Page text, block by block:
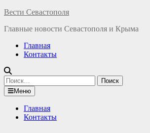
Перейти
содержимому
Вести Севастополя
Главные новости Севастополя и Крыма
Главная
Контакты
Найти:
Меню
Главная
Контакты